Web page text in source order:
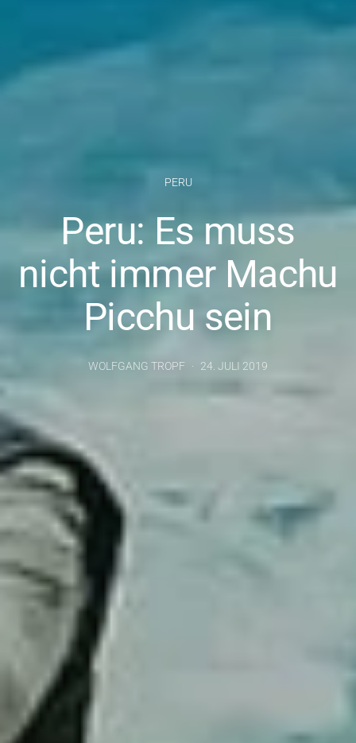
PERU
Peru: Es muss
nicht immer Machu
Picchu sein
WOLFGANG TROPF 24. JULI 2019